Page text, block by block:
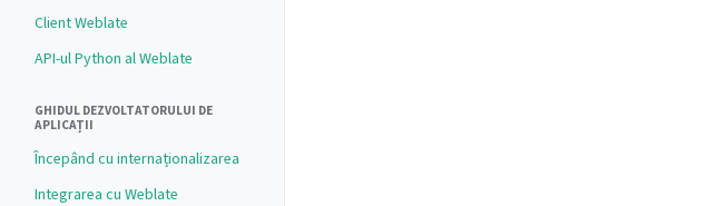
Client Weblate
API-ul Python al Weblate
GHIDUL DEZVOLTATORULUI DE
APLICAȚII
Începând cu internaționalizarea
Integrarea cu Weblate